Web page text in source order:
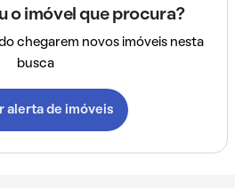
o imóvel que procura?
chegarem novos imóveis nesta
busca
alerta de imóveis